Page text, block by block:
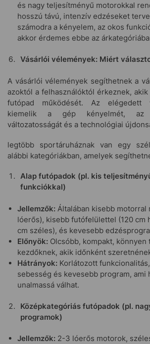
és nagy teljesítményű motorokkal
hosszú távú, intenzív edzéseket
számodra a kényelem, az okos
akkor érdemes ebbe az
Vásárlói vélemények: Miért
A vásárlói vélemények segíthetnek a
azoktól a felhasználóktól érkeznek,
futópad működését. Az elégedett
kiemelik a gép kényelmét, az
változatosságát és a technológiai
legtöbb sportáruháznak van egy
alábbi kategóriákban, amelyek
Alap futópadok (pl. kis
funkciókkal)
Jellemzők: Általában kisebb motorral
lóerős), kisebb futófelülettel (120 cm
cm széles), és kevesebb
Előnyök: Olcsóbb, kompakt, könnyen
kezdőknek, akik időnként
Hátrányok: Korlátozott
sebesség és kevesebb program, ami
unalmassá válhat.
Középkategóriás futópadok (pl.
programok)
Jellemzők: 2-3 lóerős motorok,